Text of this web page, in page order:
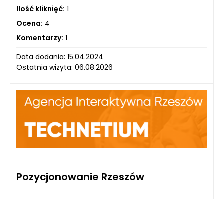
Ilość kliknięć: 1
Ocena: 4
Komentarzy: 1
Data dodania: 15.04.2024
Ostatnia wizyta: 06.08.2026
Pozycjonowanie Rzeszów